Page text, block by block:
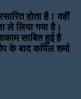
होता है। वहीं
ले लिया गया है।
साबित हुई है
के बाद कपिल शर्मा